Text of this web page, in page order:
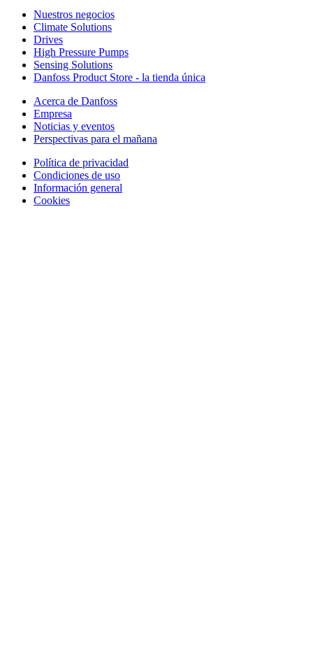
Nuestros negocios
Climate Solutions
Drives
High Pressure Pumps
Sensing Solutions
Danfoss Product Store - la tienda única
Acerca de Danfoss
Empresa
Noticias y eventos
Perspectivas para el mañana
Política de privacidad
Condiciones de uso
Información general
Cookies